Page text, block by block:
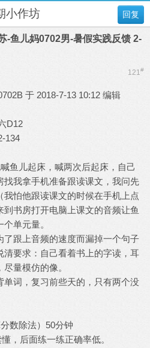
回复
小作坊
-鱼儿妈0702男-暑假实践反馈 2-
121#
于 2018-7-13 10:12 编辑
D12
134
鱼儿起床，喊两次后起床，自己
找我拿手机准备跟读课文，我问先
我怕他跟读课文的时候在手机上点
书房打开电脑上课文的音频让鱼
单元量。
了跟上音频的速度而漏掉一个句子
清要求：自己看着书上的字读，耳
量模仿的像。
单词，复习前些天的，只有两个没
数除法）50分钟
，后面练一练正确率低。